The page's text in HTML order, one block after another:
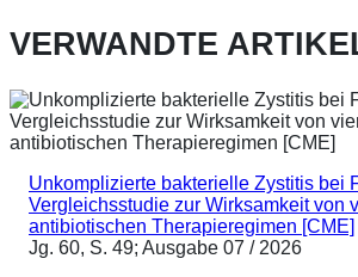
VERWANDTE
Unkomplizierte bakterielle Zystitis bei
Vergleichsstudie zur Wirksamkeit von
antibiotischen Therapieregimen [CME]
Jg. 60, S. 49; Ausgabe 07 / 2026